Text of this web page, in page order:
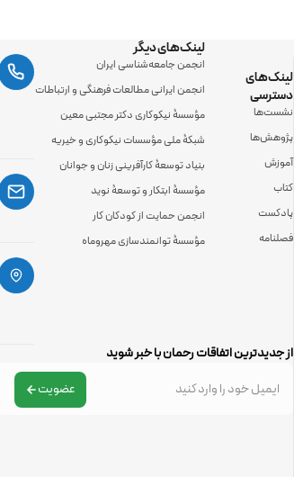
لینک‌های
دسترسی
نشست‌ها
پژوهش‌ها
آموزش
کتاب
پادکست
فصلنامه
لینک‌های دیگر
انجمن جامعه‌شناسی ایران
انجمن ایرانی مطالعات فرهنگی و ارتباطات
مؤسسۀ نیکوکاری دکتر مجتبی معین
شبکۀ ملی مؤسسات نیکوکاری و خیریه
بنیاد توسعۀ کارآفرینی زنان و جوانان
مؤسسۀ ابتکار و توسعۀ نوید
انجمن حمایت از کودکان کار
مؤسسۀ توانمندسازی مهروماه
از جدیدترین اتفاقات رحمان با خبر شوید
عضویت